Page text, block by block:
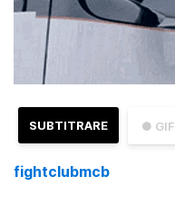
●
SUBTITRARE
fightclubmcb